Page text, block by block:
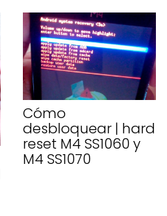
Cómo
desbloquear | hard
reset M4 SS1060 y
M4 SS1070